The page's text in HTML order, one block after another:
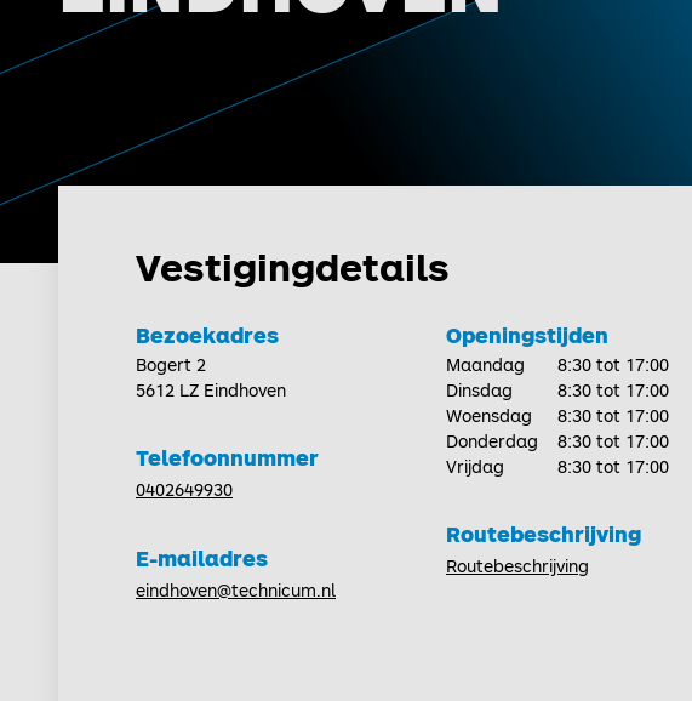
Vestigingdetails
Bezoekadres
Bogert 2
5612 LZ Eindhoven
Telefoonnummer
0402649930
E-mailadres
eindhoven@technicum.nl
Openingstijden
Maandag
8:30 tot 17:00
Dinsdag
8:30 tot 17:00
Woensdag
8:30 tot 17:00
Donderdag
8:30 tot 17:00
Vrijdag
8:30 tot 17:00
Routebeschrijving
Routebeschrijving